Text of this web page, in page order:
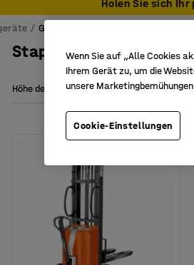
Holen Sie sich
Gabelstapler
Stapler, Gabelstapler
Höhe des Stativs Hubhöhe
Wenn Sie auf „Alle Cookies
Ihrem Gerät zu, um die
unsere
Cookie-Einstellungen